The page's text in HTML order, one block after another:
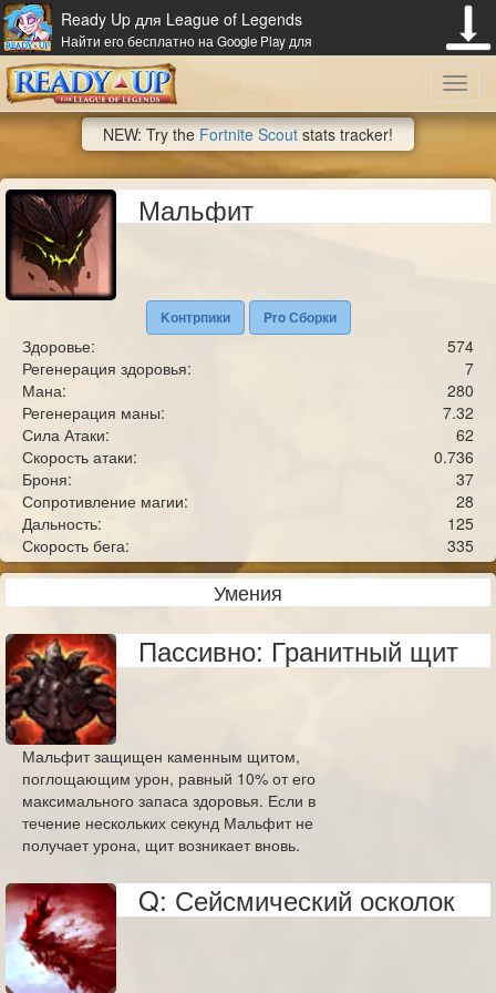
Ready Up для League of Legends
Найти его бесплатно на Google Play для
NEW: Try the Fortnite Scout stats tracker!
Мальфит
Kонтрпики Pro Сборки
Здоровье:
574
Регенерация здоровья:
7
Мана:
280
Регенерация маны:
7.32
Сила Атаки:
62
Скорость атаки:
0.736
Броня:
37
Сопротивление магии:
28
Дальность:
125
Скорость бега:
335
Умения
Пассивно: Гранитный щит
Мальфит защищен каменным щитом,
поглощающим урон, равный 10% от его
максимального запаса здоровья. Если в
течение нескольких секунд Мальфит не
получает урона, щит возникает вновь.
Q: Сейсмический осколок